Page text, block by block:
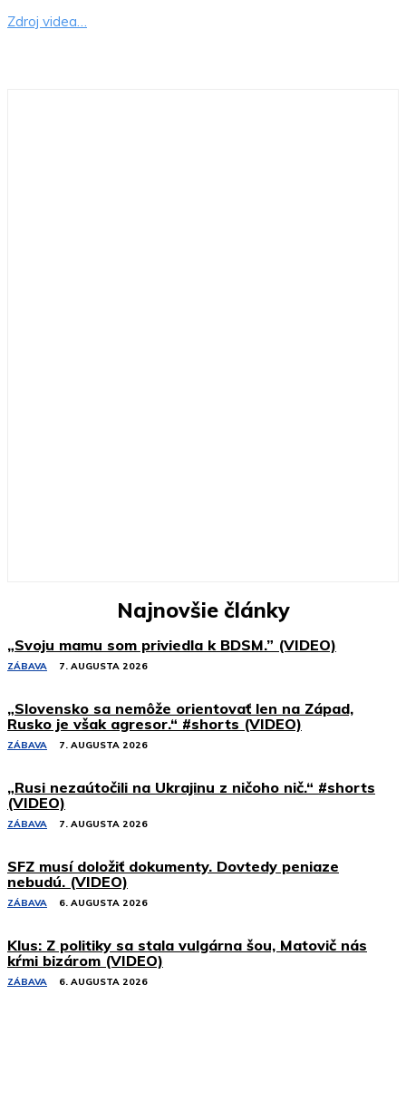
Zdroj videa…
Najnovšie články
„Svoju mamu som priviedla k BDSM.” (VIDEO)
ZÁBAVA 7. AUGUSTA 2026
„Slovensko sa nemôže orientovať len na Západ,
Rusko je však agresor.“ #shorts (VIDEO)
ZÁBAVA 7. AUGUSTA 2026
„Rusi nezaútočili na Ukrajinu z ničoho nič.“ #shorts
(VIDEO)
ZÁBAVA 7. AUGUSTA 2026
SFZ musí doložiť dokumenty. Dovtedy peniaze
nebudú. (VIDEO)
ZÁBAVA 6. AUGUSTA 2026
Klus: Z politiky sa stala vulgárna šou, Matovič nás
kŕmi bizárom (VIDEO)
ZÁBAVA 6. AUGUSTA 2026